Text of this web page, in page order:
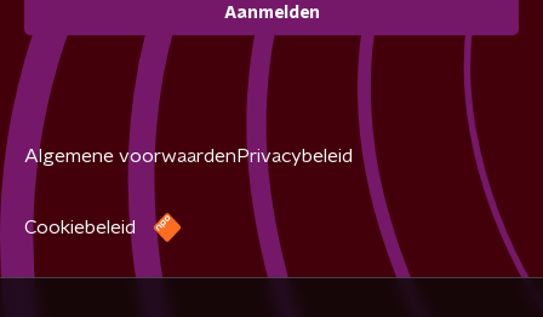
Aanmelden
Algemene voorwaarden Privacybeleid
Cookiebeleid